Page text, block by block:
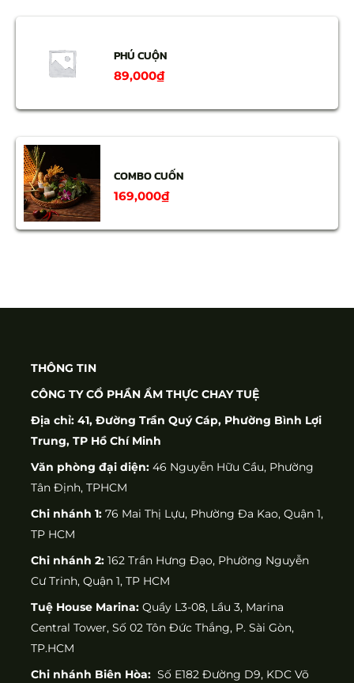
PHÚ CUỘN
89,000₫
COMBO CUỐN
169,000₫
THÔNG TIN
CÔNG TY CỔ PHẦN ẨM THỰC CHAY TUỆ
Địa chỉ: 41, Đường Trần Quý Cáp, Phường Bình Lợi
Trung, TP Hồ Chí Minh
Văn phòng đại diện: 46 Nguyễn Hữu Cầu, Phường
Tân Định, TPHCM
Chi nhánh 1: 76 Mai Thị Lựu, Phường Đa Kao, Quận 1,
TP HCM
Chi nhánh 2: 162 Trần Hưng Đạo, Phường Nguyễn
Cư Trinh, Quận 1, TP HCM
Tuệ House Marina: Quầy L3-08, Lầu 3, Marina
Central Tower, Số 02 Tôn Đức Thắng, P. Sài Gòn,
TP.HCM
Chi nhánh Biên Hòa: Số E182 Đường D9, KDC Võ